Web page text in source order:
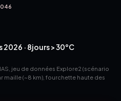
· 8jours > 30°C
jeu de données Explore2 (scénario
maille (~8 km), fourchette haute des